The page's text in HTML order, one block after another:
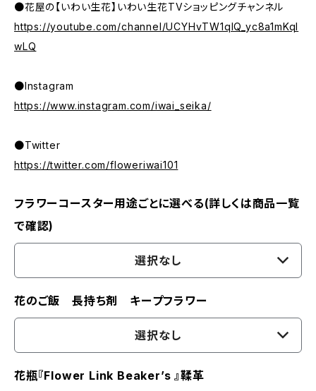
●花屋の【いわい生花】いわい生花TVショッピングチャンネル
https://youtube.com/channel/UCYHvTW1qlQ_yc8a1mKqI
wLQ
●Instagram
https://www.instagram.com/iwai_seika/
●Twitter
https://twitter.com/floweriwai101
フラワーコースター用途ごとに選べる(詳しくは商品一覧
で確認)
選択なし
花のご飯 長持ち剤 キープフラワー
選択なし
花瓶『Flower Link Beaker’s 』鞣革